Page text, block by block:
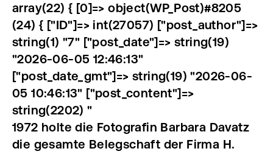
array(22) { [0]=> object(WP_Post)#8205
(24) { ["ID"]=> int(27057) ["post_author"]=>
string(1) "7" ["post_date"]=> string(19)
"2026-06-05 12:46:13"
["post_date_gmt"]=> string(19) "2026-06-
05 10:46:13" ["post_content"]=>
string(2202) "
1972 holte die Fotografin Barbara Davatz
die gesamte Belegschaft der Firma H.